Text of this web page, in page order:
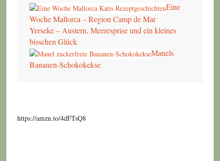
Eine
Woche Mallorca – Region Camp de Mar
Yerseke – Austern, Meeresprise und ein kleines
bisschen Glück
Manels
Bananen-Schokokekse
https://amzn.to/4dFTsQ8